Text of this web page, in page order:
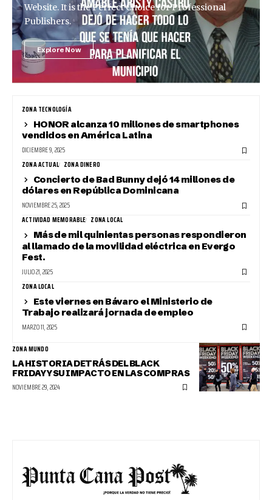
Website. It is the Perfect Choice for Professional
Publishers.
Explore Now
ZONA TECNOLOGÍA
HONOR alcanza 10 millones de smartphones
vendidos en América Latina
DICIEMBRE 9, 2025
ZONA ACTUAL ZONA DINERO
Concierto de Bad Bunny dejó 14 millones de
dólares en República Dominicana
NOVIEMBRE 25, 2025
ACTIVIDAD MEMORABLE ZONA LOCAL
Más de mil quinientas personas respondieron
al llamado de la movilidad eléctrica en Evergo
Fest.
JULIO 21, 2025
ZONA LOCAL
Este viernes en Bávaro el Ministerio de
Trabajo realizará jornada de empleo
MARZO 11, 2025
ZONA MUNDO
LA HISTORIA DETRÁS DEL BLACK
FRIDAY Y SU IMPACTO EN LAS COMPRAS
NOVIEMBRE 29, 2024